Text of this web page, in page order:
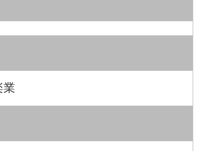
業